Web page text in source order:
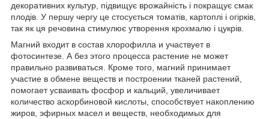
декоративних культур, підвищує врожайність і покращує смак
плодів. У першу чергу це стосується томатів, картоплі і огірків,
так як ця речовина стимулює утворення крохмалю і цукрів.
Магний входит в состав хлорофилла и участвует в
фотосинтезе. А без этого процесса растение не может
правильно развиваться. Кроме того, магний принимает
участие в обмене веществ и построении тканей растений,
помогает усваивать фосфор и кальций, увеличивает
количество аскорбиновой кислоты, способствует накоплению
жиров, эфирных масел и веществ, необходимых для